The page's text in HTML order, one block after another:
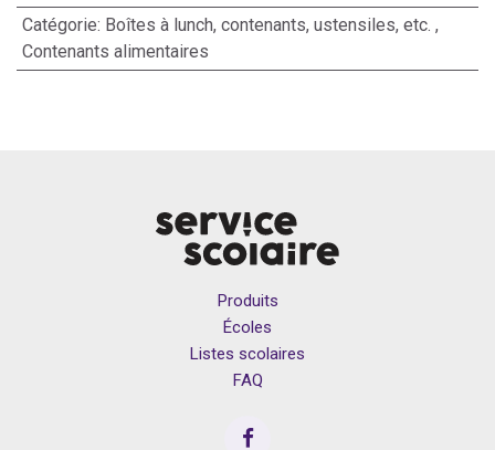
Catégorie: Boîtes à lunch, contenants, ustensiles, etc. ,
Contenants alimentaires
Produits
Écoles
Listes scolaires
FAQ